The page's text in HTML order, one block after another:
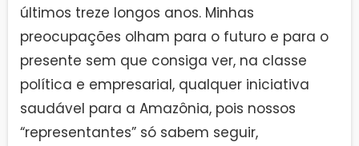
últimos treze longos anos. Minhas
preocupações olham para o futuro e para o
presente sem que consiga ver, na classe
política e empresarial, qualquer iniciativa
saudável para a Amazônia, pois nossos
“representantes” só sabem seguir,